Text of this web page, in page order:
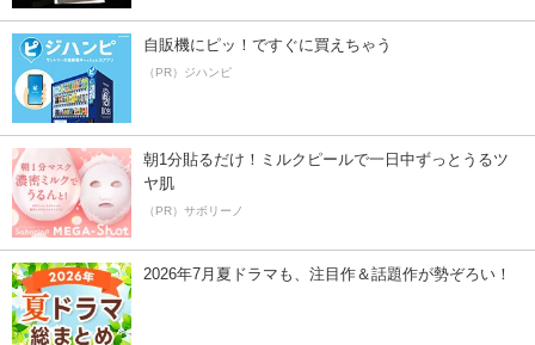
自販機にピッ！ですぐに買えちゃう
（PR）ジハンピ
朝1分貼るだけ！ミルクピールで一日中ずっとうるツ
ヤ肌
（PR）サボリーノ
2026年7月夏ドラマも、注目作＆話題作が勢ぞろい！